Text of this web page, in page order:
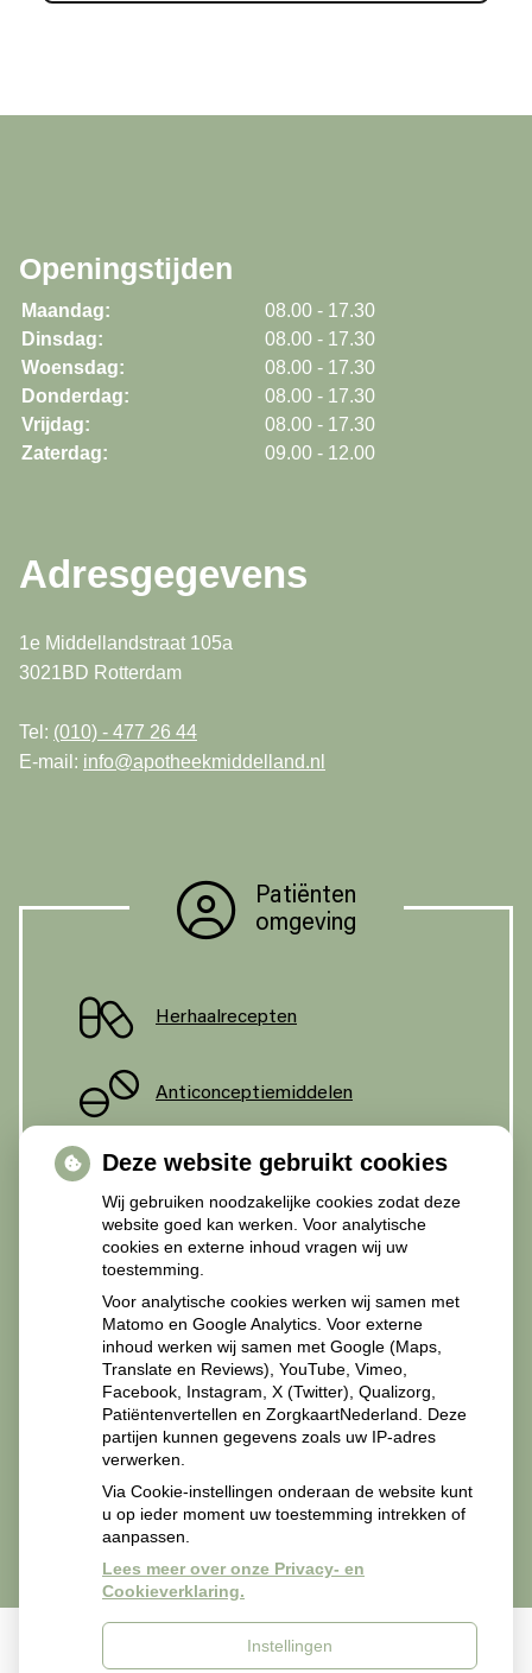
Openingstijden
Maandag:
08.00 - 17.30
Dinsdag:
08.00 - 17.30
Woensdag:
08.00 - 17.30
Donderdag:
08.00 - 17.30
Vrijdag:
08.00 - 17.30
Zaterdag:
09.00 - 12.00
Adresgegevens
1e Middellandstraat 105a
3021BD Rotterdam
Tel: (010) - 477 26 44
E-mail: info@apotheekmiddelland.nl
Patiënten
omgeving
Herhaalrecepten
Anticonceptiemiddelen
Diabetesmiddelen
Recepten Zorgverleners
Recepten van zorgverleners svp mailen naar
apotheekmiddelland@zorgmail.nl.
Deze website gebruikt cookies
Wij gebruiken noodzakelijke cookies zodat deze
website goed kan werken. Voor analytische
cookies en externe inhoud vragen wij uw
toestemming.
Voor analytische cookies werken wij samen met
Matomo en Google Analytics. Voor externe
inhoud werken wij samen met Google (Maps,
Translate en Reviews), YouTube, Vimeo,
Facebook, Instagram, X (Twitter), Qualizorg,
Patiëntenvertellen en ZorgkaartNederland. Deze
partijen kunnen gegevens zoals uw IP-adres
verwerken.
Via Cookie-instellingen onderaan de website kunt
u op ieder moment uw toestemming intrekken of
aanpassen.
Lees meer over onze Privacy- en
Cookieverklaring.
Instellingen